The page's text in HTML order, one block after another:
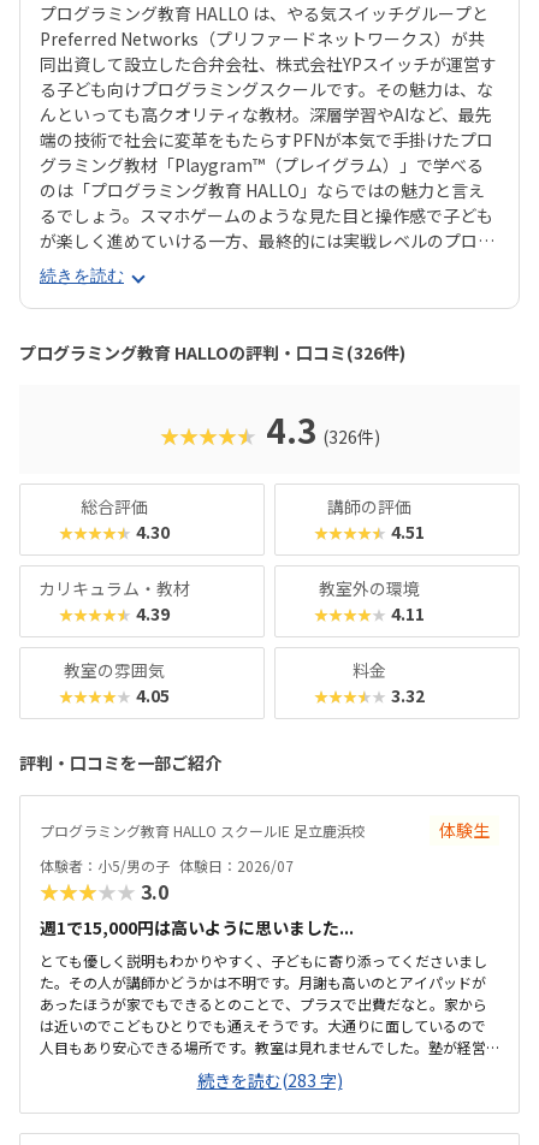
プログラミング教育 HALLO は、やる気スイッチグループと
Preferred Networks（プリファードネットワークス）が共
同出資して設立した合弁会社、株式会社YPスイッチが運営す
る子ども向けプログラミングスクールです。その魅力は、な
んといっても高クオリティな教材。深層学習やAIなど、最先
端の技術で社会に変革をもたらすPFNが本気で手掛けたプロ
グラミング教材「Playgram™（プレイグラム）」で学べる
のは「プログラミング教育 HALLO」ならではの魅力と言え
るでしょう。スマホゲームのような見た目と操作感で子ども
が楽しく進めていける一方、最終的には実戦レベルのプログ
ラミングスキルが身につく「Playgram」には、まるでマイ
ンクラフト（マイクラ）のように3D空間をデザインできるモ
ードも。子どもの創造性と技術力、そのどちらも高めていけ
るスクールをお探しのご家庭にぴったりのスクールです。ま
た、運営元のやる気スイッチグループといえば、子どもの性
名。学習計画や講師とのマッチングに使われるそうで、「教
材はいいけど、先生との相性が……」なんてトラブルも極力
くの教室に足を運んでみてくださいね。
続きを読む
プログラミング教育 HALLOの評判・口コミ(326件)
★★★★★ 4.3 (326件)
総合評価
★★★★★ 4.30
講師の評価
★★★★★ 4.51
カリキュラム・教材
★★★★★ 4.39
教室外の環境
★★★★★ 4.11
教室の雰囲気
★★★★★ 4.05
料金
★★★★★ 3.32
評判・口コミを一部ご紹介
プログラミング教育 HALLO スクールIE 足立鹿浜校 体験生
体験者：小5/男の子 体験日：2026/07
★★★★★ 3.0
週1で15,000円は高いように思いました...
とても優しく説明もわかりやすく、子どもに寄り添ってくださいまし
た。その人が講師かどうかは不明です。月謝も高いのとアイパッドが
あったほうが家でもできるとのことで、プラスで出費だなと。家から
は近いのでこどもひとりでも通えそうです。大通りに面しているので
人目もあり安心できる場所です。教室は見れませんでした。塾が経営
しているとのことで塾の方の教室は少し覗けました。建物自体が古い
感じでした。週1で15,000円は高いように思いました。もう少し回数を
増やしてもらうか、下げてもらえると助かります。説明してくれた方
はとても説明がわかりやすく、こどもに寄り添ってくださいました。
続きを読む(283 字)